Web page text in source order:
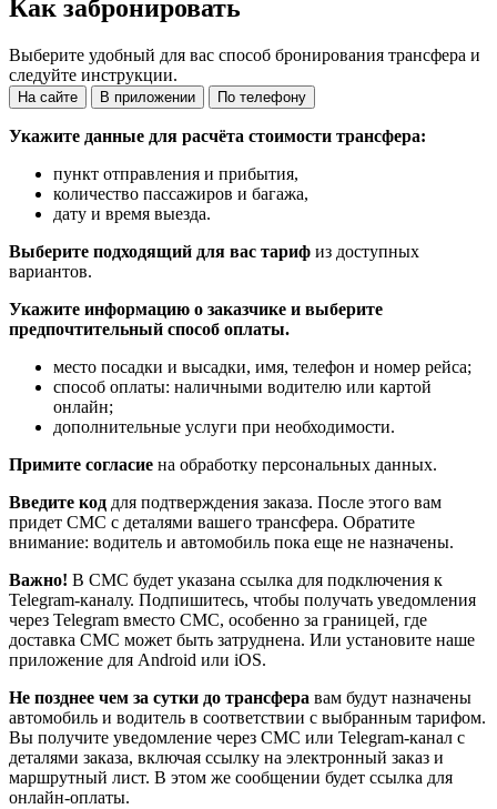
Как забронировать
Выберите удобный для вас способ бронирования трансфера и
следуйте инструкции.
На сайте В приложении По телефону
Укажите данные для расчёта стоимости трансфера:
пункт отправления и прибытия,
количество пассажиров и багажа,
дату и время выезда.
Выберите подходящий для вас тариф из доступных
вариантов.
Укажите информацию о заказчике и выберите
предпочтительный способ оплаты.
место посадки и высадки, имя, телефон и номер рейса;
способ оплаты: наличными водителю или картой
онлайн;
дополнительные услуги при необходимости.
Примите согласие на обработку персональных данных.
Введите код для подтверждения заказа. После этого вам
придет СМС с деталями вашего трансфера. Обратите
внимание: водитель и автомобиль пока еще не назначены.
Важно! В СМС будет указана ссылка для подключения к
Telegram-каналу. Подпишитесь, чтобы получать уведомления
через Telegram вместо СМС, особенно за границей, где
доставка СМС может быть затруднена. Или установите наше
приложение для Android или iOS.
Не позднее чем за сутки до трансфера вам будут назначены
автомобиль и водитель в соответствии с выбранным тарифом.
Вы получите уведомление через СМС или Telegram-канал с
деталями заказа, включая ссылку на электронный заказ и
маршрутный лист. В этом же сообщении будет ссылка для
онлайн-оплаты.